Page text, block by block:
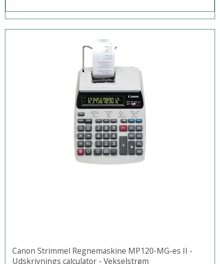
Canon Strimmel Regnemaskine MP120-MG-es II -
Udskrivnings calculator - Vekselstrøm